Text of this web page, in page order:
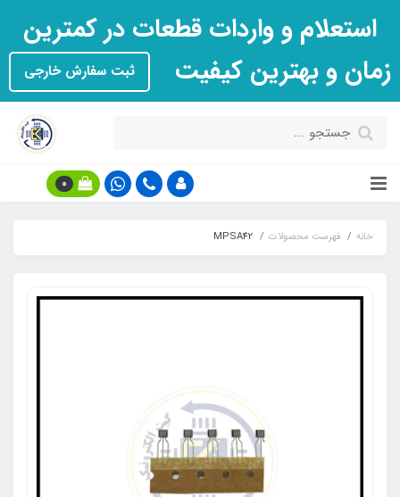
استعلام و واردات قطعات در کمترین
زمان و بهترین کیفیت
ثبت سفارش خارجی
0
خانه فهرست محصولات MPSA42